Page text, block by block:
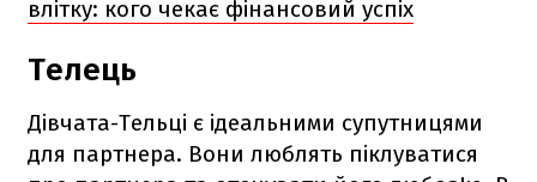
влітку: кого чекає фінансовий успіх
Телець
Дівчата-Тельці є ідеальними супутницями
для партнера. Вони люблять піклуватися